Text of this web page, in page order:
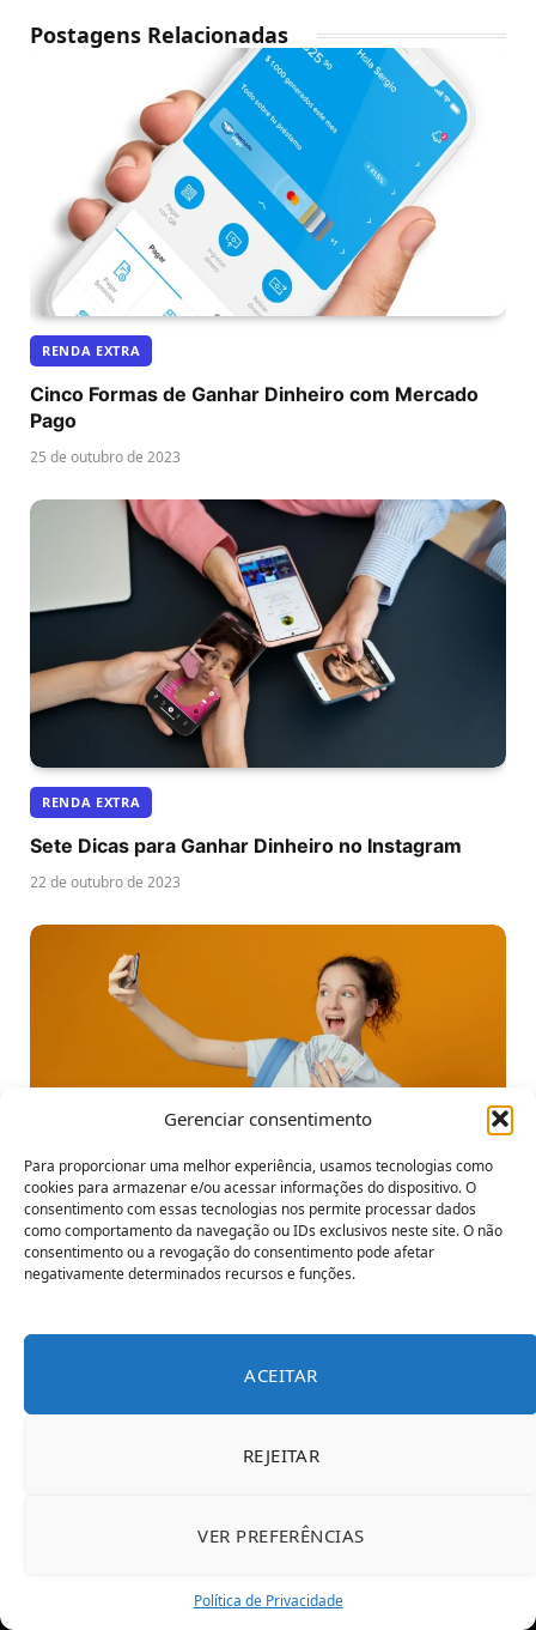
Gerenciar consentimento
Para proporcionar uma melhor experiência, usamos tecnologias como
cookies para armazenar e/ou acessar informações do dispositivo. O
consentimento com essas tecnologias nos permite processar dados
como comportamento da navegação ou IDs exclusivos neste site. O não
consentimento ou a revogação do consentimento pode afetar
negativamente determinados recursos e funções.
ACEITAR
REJEITAR
VER PREFERÊNCIAS
Política de Privacidade
Postagens Relacionadas
RENDA EXTRA
Cinco Formas de Ganhar Dinheiro com Mercado
Pago
25 de outubro de 2023
RENDA EXTRA
Sete Dicas para Ganhar Dinheiro no Instagram
22 de outubro de 2023
RENDA EXTRA
10 Maneiras Eficientes de Ganhar Dinheiro com
8 de setembro de 2023